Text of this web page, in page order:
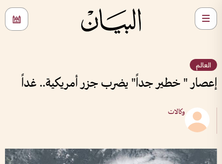
العالم
إعصار " خطير جداً" يضرب جزر أمريكية.. غداً
وكالات